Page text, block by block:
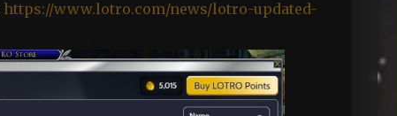
https://www.lotro.com/news/lotro-updated-